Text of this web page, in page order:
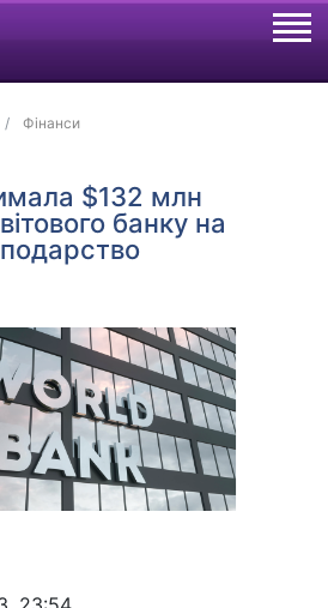
Фінанси
$132 млн
банку на